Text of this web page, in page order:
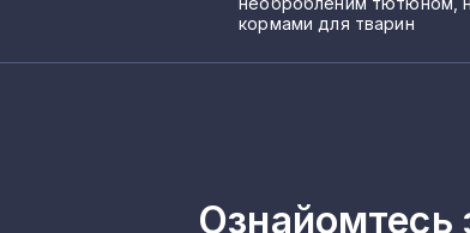
кормами для тварин